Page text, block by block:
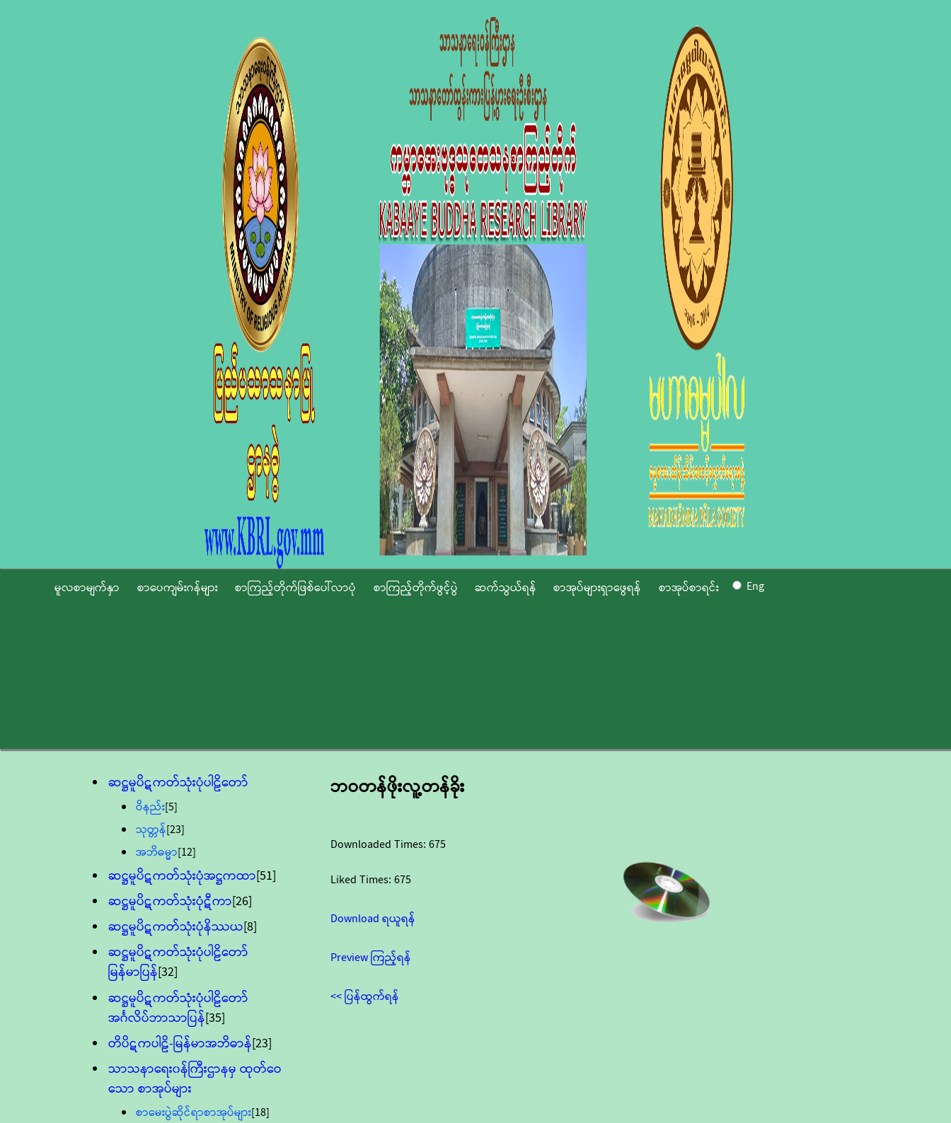
မူလစာမျက်နှာ စာပေကျမ်းဂန်များ စာကြည့်တိုက်ဖြစ်ပေါ်လာပုံ စာကြည့်တိုက်ဖွင့်ပွဲ ဆက်သွယ်ရန် စာအုပ်များရှာဖွေရန် စာအုပ်စာရင်း Eng
ဆဋ္ဌမူပိဋကတ်သုံးပုံပါဠိတော်
ဝိနည်း[5]
သုတ္တန်[23]
အဘိဓမ္မာ[12]
ဆဋ္ဌမူပိဋကတ်သုံးပုံအဋ္ဌကထာ[51]
ဆဋ္ဌမူပိဋကတ်သုံးပုံဋီကာ[26]
ဆဋ္ဌမူပိဋကတ်သုံးပုံနိဿယ[8]
ဆဋ္ဌမူပိဋကတ်သုံးပုံပါဠိတော်
မြန်မာပြန်[32]
ဆဋ္ဌမူပိဋကတ်သုံးပုံပါဠိတော်
အင်္ဂလိပ်ဘာသာပြန်[35]
တိပိဋကပါဠိ-မြန်မာအဘိဓာန်[23]
သာသနာရေး၀န်ကြီးဌာနမှ ထုတ်ဝေ
သော စာအုပ်များ
စာမေးပွဲဆိုင်ရာစာအုပ်များ[18]
ဘဝတန်ဖိုးလူ့တန်ခိုး
Downloaded Times: 675
Liked Times: 675
Download ရယူရန်
Preview ကြည့်ရန်
<< ပြန်ထွက်ရန်